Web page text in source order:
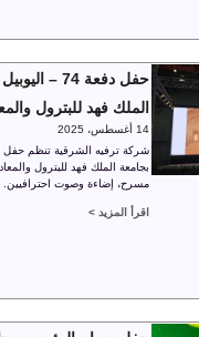
حفل دفعة 74 –
الملك فهد للبترول
14 أغسطس، 2025
بجامعة الملك فهد للبترول
مسرح، إضاءة وصوت احترافيين.
اقرأ المزيد >